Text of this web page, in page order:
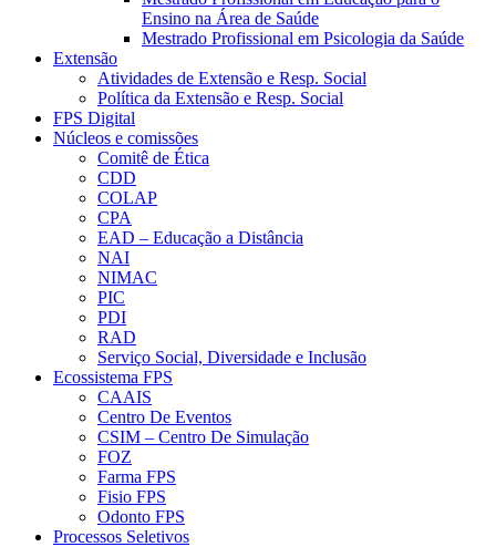
Ensino na Área de Saúde
Mestrado Profissional em Psicologia da Saúde
Extensão
Atividades de Extensão e Resp. Social
Política da Extensão e Resp. Social
FPS Digital
Núcleos e comissões
Comitê de Ética
CDD
COLAP
CPA
EAD – Educação a Distância
NAI
NIMAC
PIC
PDI
RAD
Serviço Social, Diversidade e Inclusão
Ecossistema FPS
CAAIS
Centro De Eventos
CSIM – Centro De Simulação
FOZ
Farma FPS
Fisio FPS
Odonto FPS
Processos Seletivos